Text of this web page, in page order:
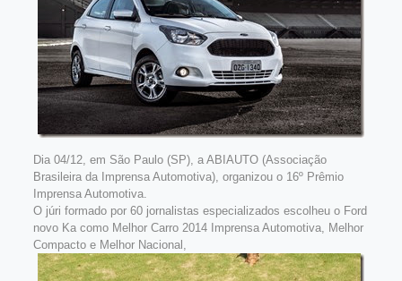
Dia 04/12, em São Paulo (SP), a ABIAUTO (Associação
Brasileira da Imprensa Automotiva), organizou o 16º Prêmio
Imprensa Automotiva.
O júri formado por 60 jornalistas especializados escolheu o Ford
novo Ka como Melhor Carro 2014 Imprensa Automotiva, Melhor
Compacto e Melhor Nacional,